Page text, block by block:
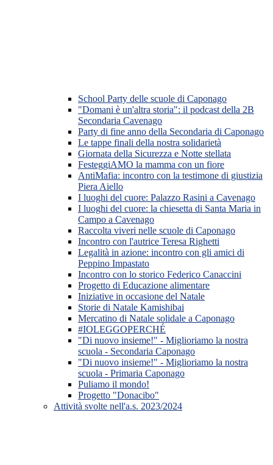
School Party delle scuole di Caponago
"Domani è un'altra storia": il podcast della 2B
Secondaria Cavenago
Party di fine anno della Secondaria di Caponago
Le tappe finali della nostra solidarietà
Giornata della Sicurezza e Notte stellata
FesteggiAMO la mamma con un fiore
AntiMafia: incontro con la testimone di giustizia
Piera Aiello
I luoghi del cuore: Palazzo Rasini a Cavenago
I luoghi del cuore: la chiesetta di Santa Maria in
Campo a Cavenago
Raccolta viveri nelle scuole di Caponago
Incontro con l'autrice Teresa Righetti
Legalità in azione: incontro con gli amici di
Peppino Impastato
Incontro con lo storico Federico Canaccini
Progetto di Educazione alimentare
Iniziative in occasione del Natale
Storie di Natale Kamishibai
Mercatino di Natale solidale a Caponago
#IOLEGGOPERCHÉ
"Di nuovo insieme!" - Miglioriamo la nostra
scuola - Secondaria Caponago
"Di nuovo insieme!" - Miglioriamo la nostra
scuola - Primaria Caponago
Puliamo il mondo!
Progetto "Donacibo"
Attività svolte nell'a.s. 2023/2024